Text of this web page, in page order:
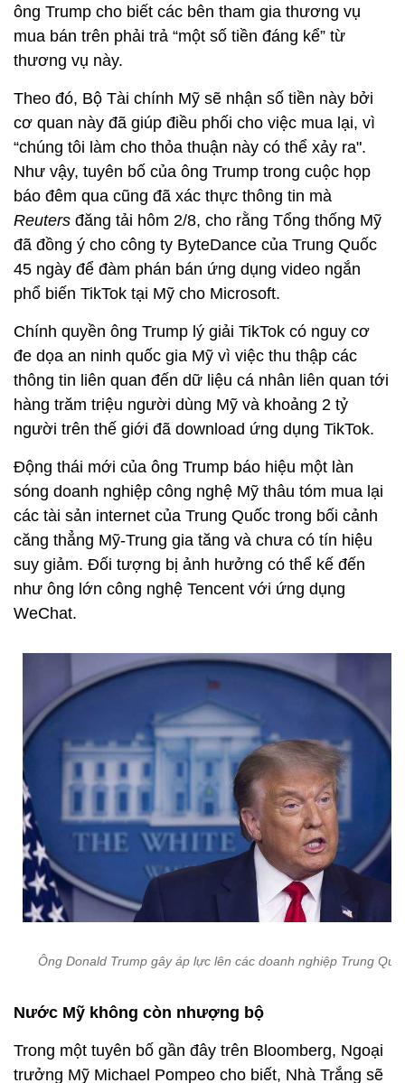
ông Trump cho biết các bên tham gia thương vụ
mua bán trên phải trả “một số tiền đáng kể” từ
thương vụ này.
Theo đó, Bộ Tài chính Mỹ sẽ nhận số tiền này bởi
cơ quan này đã giúp điều phối cho việc mua lại, vì
“chúng tôi làm cho thỏa thuận này có thể xảy ra".
Như vậy, tuyên bố của ông Trump trong cuộc họp
báo đêm qua cũng đã xác thực thông tin mà
Reuters đăng tải hôm 2/8, cho rằng Tổng thống Mỹ
đã đồng ý cho công ty ByteDance của Trung Quốc
45 ngày để đàm phán bán ứng dụng video ngắn
phổ biến TikTok tại Mỹ cho Microsoft.
Chính quyền ông Trump lý giải TikTok có nguy cơ
đe dọa an ninh quốc gia Mỹ vì việc thu thập các
thông tin liên quan đến dữ liệu cá nhân liên quan tới
hàng trăm triệu người dùng Mỹ và khoảng 2 tỷ
người trên thế giới đã download ứng dụng TikTok.
Động thái mới của ông Trump báo hiệu một làn
sóng doanh nghiệp công nghệ Mỹ thâu tóm mua lại
các tài sản internet của Trung Quốc trong bối cảnh
căng thẳng Mỹ-Trung gia tăng và chưa có tín hiệu
suy giảm. Đối tượng bị ảnh hưởng có thể kế đến
như ông lớn công nghệ Tencent với ứng dụng
WeChat.
Ông Donald Trump gây áp lực lên các doanh nghiệp Trung
Nước Mỹ không còn nhượng bộ
Trong một tuyên bố gần đây trên Bloomberg, Ngoại
trưởng Mỹ Michael Pompeo cho biết, Nhà Trắng sẽ